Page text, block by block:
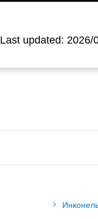
Last updated: 2026/